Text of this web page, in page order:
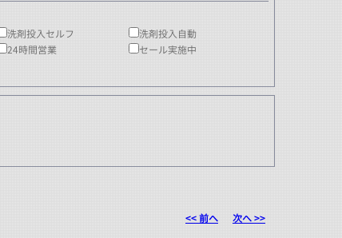
洗剤投入セルフ
洗剤投入自動
24時間営業
セール実施中
<< 前へ 次へ >>